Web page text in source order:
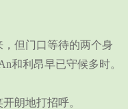
但门口等待的两个身
和利昂早已守候多时。
朗地打招呼。